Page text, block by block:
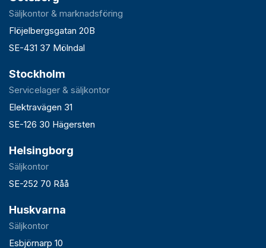
Säljkontor & marknadsföring
Flöjelbergsgatan 20B
SE-431 37 Mölndal
Stockholm
Servicelager & säljkontor
Elektravägen 31
SE-126 30 Hägersten
Helsingborg
Säljkontor
SE-252 70 Råå
Huskvarna
Säljkontor
Esbjörnarp 10